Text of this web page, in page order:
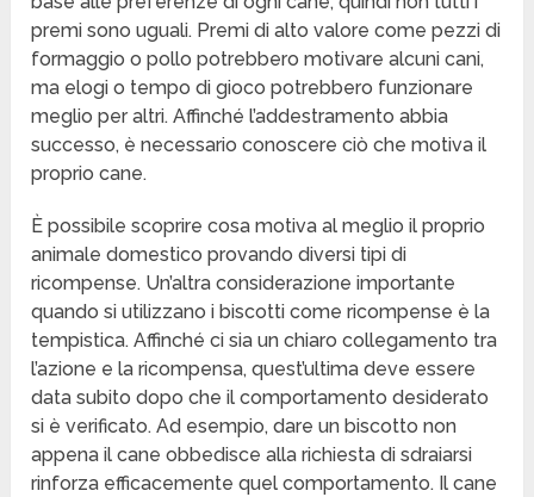
premi sono uguali. Premi di alto valore come pezzi di
formaggio o pollo potrebbero motivare alcuni cani,
ma elogi o tempo di gioco potrebbero funzionare
meglio per altri. Affinché l’addestramento abbia
successo, è necessario conoscere ciò che motiva il
proprio cane.
È possibile scoprire cosa motiva al meglio il proprio
animale domestico provando diversi tipi di
ricompense. Un’altra considerazione importante
quando si utilizzano i biscotti come ricompense è la
tempistica. Affinché ci sia un chiaro collegamento tra
l’azione e la ricompensa, quest’ultima deve essere
data subito dopo che il comportamento desiderato
si è verificato. Ad esempio, dare un biscotto non
appena il cane obbedisce alla richiesta di sdraiarsi
rinforza efficacemente quel comportamento. Il cane